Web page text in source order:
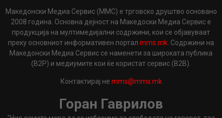
Македонски Медиа Сервис (ММС) е трговско друштво основано
2008 година. Основна дејност на Македоски Медиа Сервис е
продукција на мултимедијални содржини, кои се објавуваат
преку основниот информативен портал mms.mk . Содржини на
Македонски Медиа Сервис се наменети за широката публика
(B2P) и медиумите кои ќе користат сервис (B2B).
Контактирај не mms@mms.mk
Горан Гаврилов